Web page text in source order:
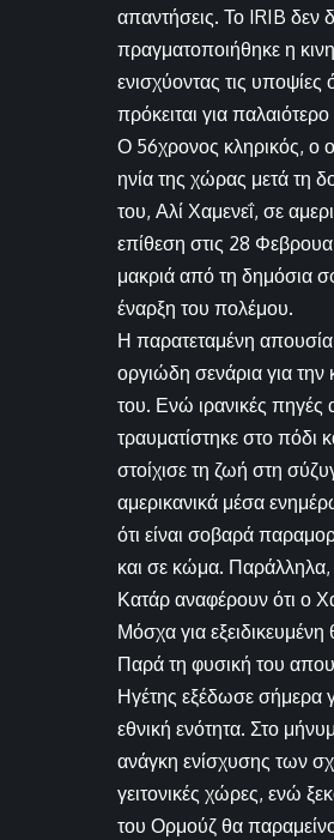
απαντήσεις. Το IRIB δεν
πραγματοποιήθηκε η
ενισχύοντας τις υποψίες
πρόκειται για
Ο 56χρονος κληρικός, ο
ηνία της χώρας μετά τη
του, Αλί Χαμενεΐ, σε
επίθεση στις 28
μακριά από τη δημόσια
έναρξη του πολέμου.
Η παρατεταμένη απουσία
οργιώδη σενάρια για την
του. Ενώ ιρανικές πηγές
τραυματίστηκε στο πόδι
στοίχισε τη ζωή στη
αμερικανικά μέσα
ότι είναι σοβαρά
και σε κώμα.
Κατάρ αναφέρουν ότι ο
Μόσχα για εξειδικευμένη
Παρά τη φυσική του
Ηγέτης εξέδωσε σήμερα
εθνική ενότητα. Στο
ανάγκη ενίσχυσης των
γειτονικές χώρες, ενώ
του Ορμούζ θα